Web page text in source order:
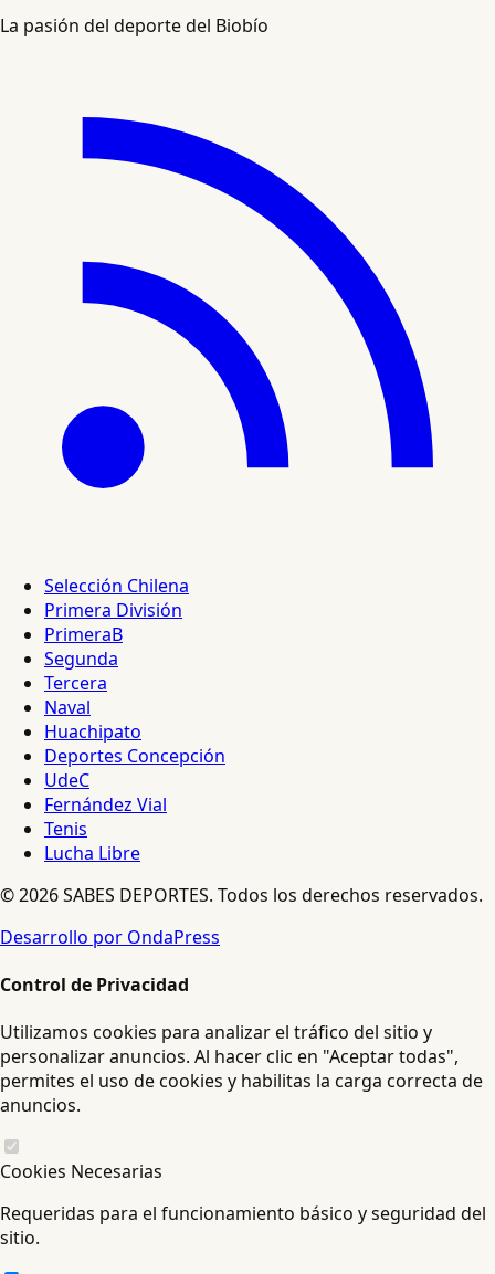
La pasión del deporte del Biobío
Selección Chilena
Primera División
PrimeraB
Segunda
Tercera
Naval
Huachipato
Deportes Concepción
UdeC
Fernández Vial
Tenis
Lucha Libre
© 2026 SABES DEPORTES. Todos los derechos reservados.
Desarrollo por OndaPress
Control de Privacidad
Utilizamos cookies para analizar el tráfico del sitio y
personalizar anuncios. Al hacer clic en "Aceptar todas",
permites el uso de cookies y habilitas la carga correcta de
anuncios.
Cookies Necesarias
Requeridas para el funcionamiento básico y seguridad del
sitio.